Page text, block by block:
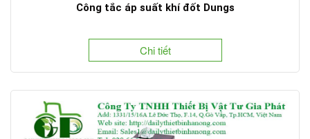
Công tắc áp suất khí đốt Dungs
Chi tiết